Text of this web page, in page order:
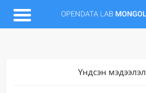
Үндсэн мэдээлэл